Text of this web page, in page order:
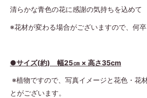
清らかな青色の花に感謝の気持ちを込めて
※花材が変わる場合がございますので、何卒
●サイズ(約) 幅25㎝ × 高さ35cm
※植物ですので、写真イメージと花色・花
とがございます。